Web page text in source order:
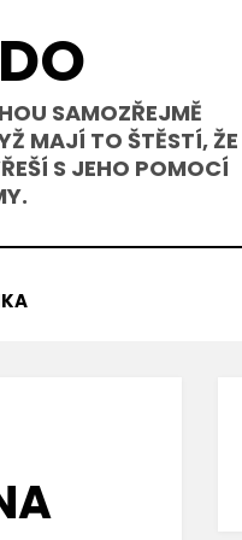
SAMOZŘEJMĚ
MAJÍ TO ŠTĚSTÍ, ŽE
S JEHO POMOCÍ